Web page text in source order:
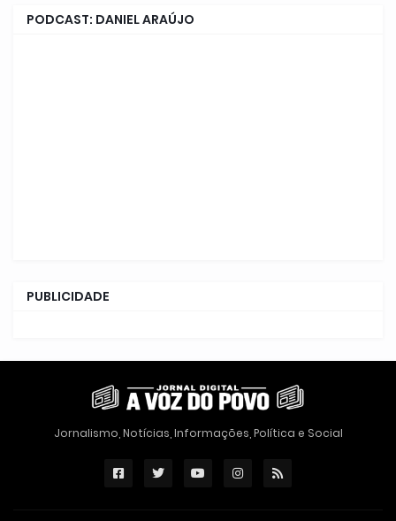
PODCAST: DANIEL ARAÚJO
PUBLICIDADE
Jornalismo, Notícias, Informações, Política e Social